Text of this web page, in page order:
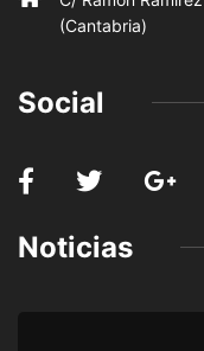
(Cantabria)
Social
Noticias